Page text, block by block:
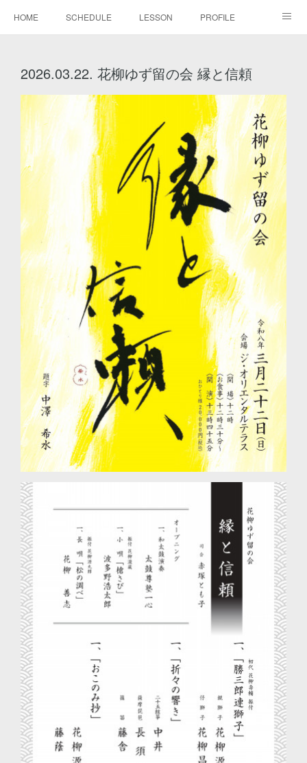
HOME SCHEDULE LESSON PROFILE
2026.03.22. 花柳ゆず留の会 縁と信頼